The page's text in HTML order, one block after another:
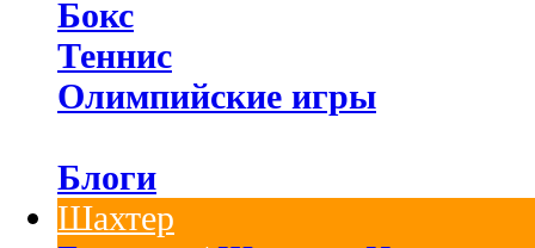
Бокс
Теннис
Олимпийские игры
Блоги
Шахтер